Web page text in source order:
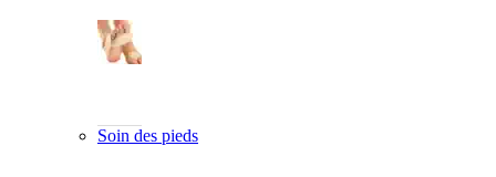
Soin des pieds